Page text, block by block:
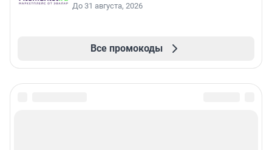
До 31 августа, 2026
Все промокоды